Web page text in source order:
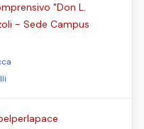
"Don L.
- Sede Campus